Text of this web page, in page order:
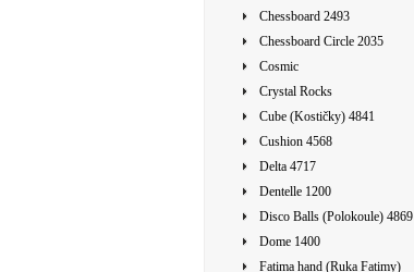
Chessboard 2493
Chessboard Circle 2035
Cosmic
Crystal Rocks
Cube (Kostičky) 4841
Cushion 4568
Delta 4717
Dentelle 1200
Disco Balls (Polokoule) 4869
Dome 1400
Fatima hand (Ruka Fatimy)